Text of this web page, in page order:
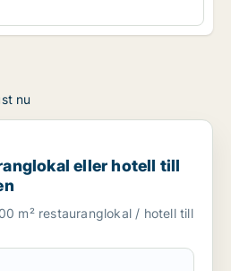
nu
eller hotell till salu i Västerbotten
eller hotell till
m² restauranglokal / hotell till